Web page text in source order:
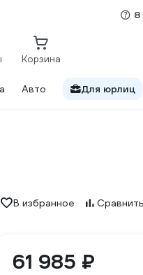
Корзина
Авто Для юрлиц
В избранное Сравнить
61 985 ₽